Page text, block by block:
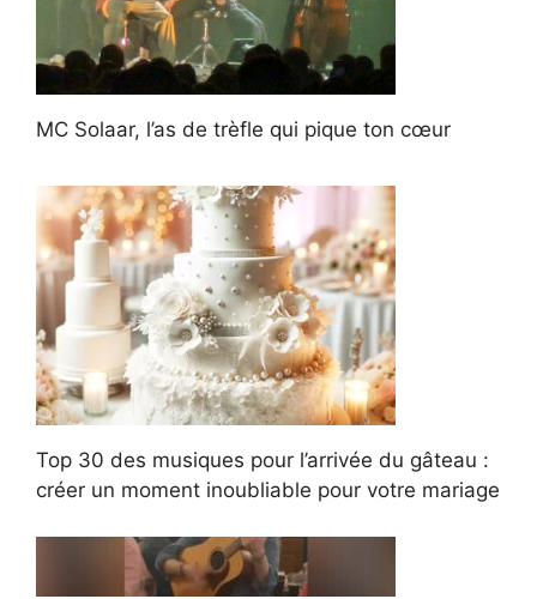
MC Solaar, l’as de trèfle qui pique ton cœur
Top 30 des musiques pour l’arrivée du gâteau :
créer un moment inoubliable pour votre mariage